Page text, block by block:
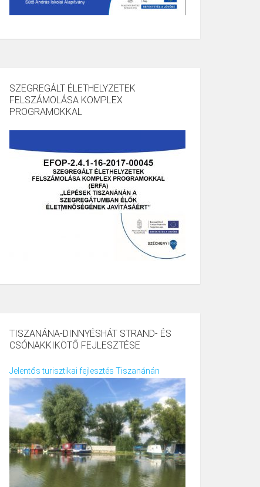
SZEGREGÁLT ÉLETHELYZETEK
FELSZÁMOLÁSA KOMPLEX
PROGRAMOKKAL
TISZANÁNA-DINNYÉSHÁT STRAND- ÉS
CSÓNAKKIKÖTŐ FEJLESZTÉSE
Jelentős turisztikai fejlesztés Tiszanánán